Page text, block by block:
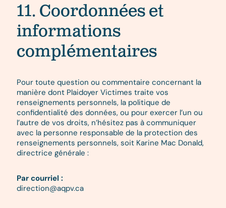
11. Coordonnées et
informations
complémentaires
Pour toute question ou commentaire concernant la
manière dont Plaidoyer Victimes traite vos
renseignements personnels, la politique de
confidentialité des données, ou pour exercer l’un ou
l’autre de vos droits, n’hésitez pas à communiquer
avec la personne responsable de la protection des
renseignements personnels, soit Karine Mac Donald,
directrice générale :
Par courriel :
direction@aqpv.ca